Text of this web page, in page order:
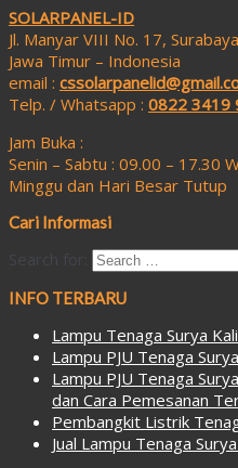
SOLARPANEL-ID
Jl. Manyar VIII No. 17,
Jawa Timur – Indonesia
email :
Telp. / Whatsapp : 0822 3419
Jam Buka :
Senin – Sabtu : 09.00 – 17.30
Minggu dan Hari Besar Tutup
Cari Informasi
Search for:
INFO TERBARU
Lampu Tenaga Surya
Lampu PJU Tenaga
Lampu PJU Tenaga
dan Cara Pemesanan
Pembangkit Listrik
Jual Lampu Tenaga